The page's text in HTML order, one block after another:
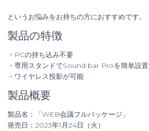
というお悩みをお持ちの方におすすめです。
製品の特徴
・PCの持ち込み不要
・専用スタンドでSound bar Proを簡単設置
・ワイヤレス投影が可能
製品概要
製品名：「WEB会議フルパッケージ」​
発売日：2023年1月24日（火）